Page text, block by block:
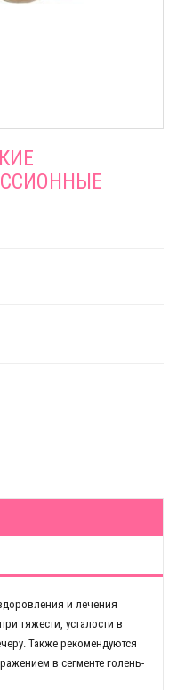
и лечения
тяжести, усталости в
Также рекомендуются
в сегменте голень-